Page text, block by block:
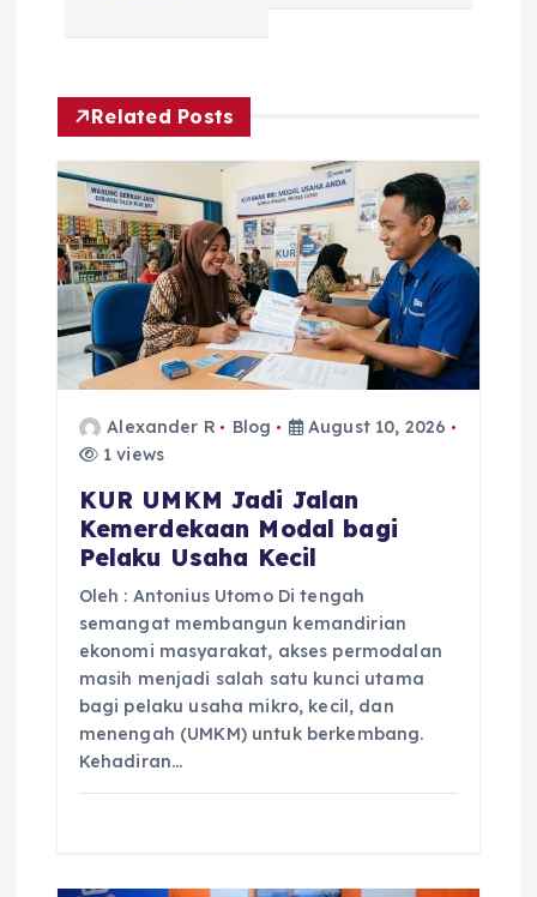
v
g
a
t
Related Posts
Alexander R Blog
August 10, 2026
1 views
KUR UMKM Jadi Jalan
Kemerdekaan Modal bagi
Pelaku Usaha Kecil
Oleh : Antonius Utomo Di tengah
semangat membangun kemandirian
ekonomi masyarakat, akses permodalan
masih menjadi salah satu kunci utama
bagi pelaku usaha mikro, kecil, dan
menengah (UMKM) untuk berkembang.
Kehadiran…